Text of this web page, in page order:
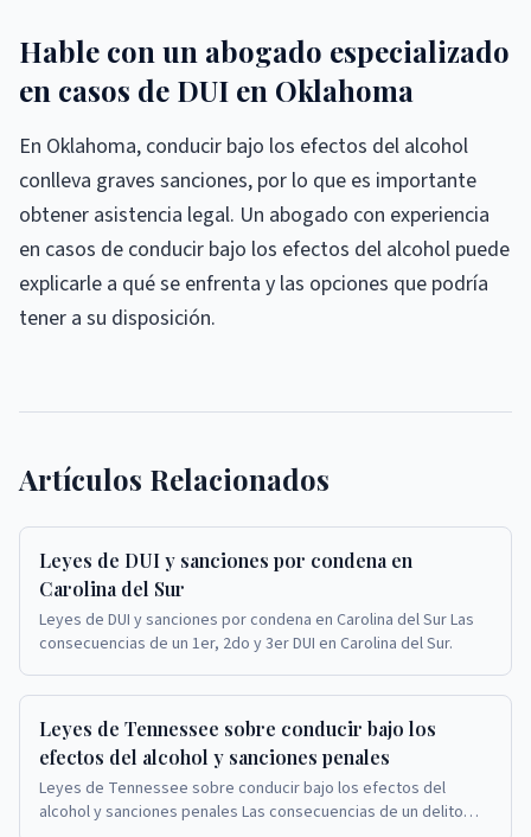
Hable con un abogado especializado
en casos de DUI en Oklahoma
En Oklahoma, conducir bajo los efectos del alcohol
conlleva graves sanciones, por lo que es importante
obtener asistencia legal. Un abogado con experiencia
en casos de conducir bajo los efectos del alcohol puede
explicarle a qué se enfrenta y las opciones que podría
tener a su disposición.
Artículos Relacionados
Leyes de DUI y sanciones por condena en
Carolina del Sur
Leyes de DUI y sanciones por condena en Carolina del Sur Las
consecuencias de un 1er, 2do y 3er DUI en Carolina del Sur.
Leyes de Tennessee sobre conducir bajo los
efectos del alcohol y sanciones penales
Leyes de Tennessee sobre conducir bajo los efectos del
alcohol y sanciones penales Las consecuencias de un delito